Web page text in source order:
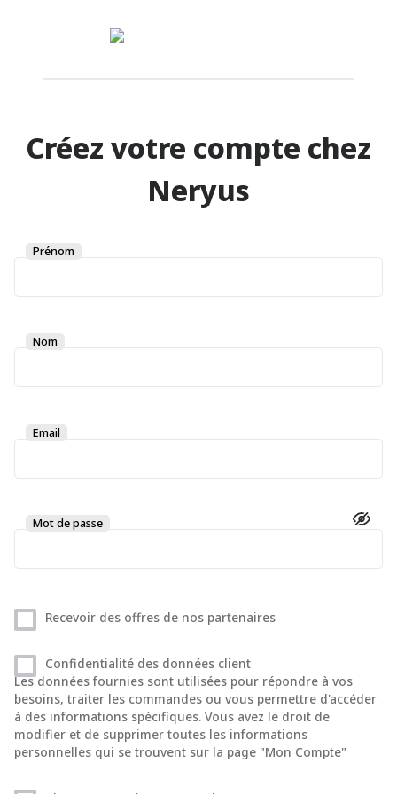
Créez votre compte chez
Neryus
Prénom
Nom
Email
Mot de passe
Recevoir des offres de nos partenaires
Confidentialité des données client
Les données fournies sont utilisées pour répondre à vos
besoins, traiter les commandes ou vous permettre d'accéder
à des informations spécifiques. Vous avez le droit de
modifier et de supprimer toutes les informations
personnelles qui se trouvent sur la page "Mon Compte"